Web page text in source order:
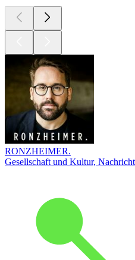
RONZHEIMER.
Gesellschaft und Kultur,